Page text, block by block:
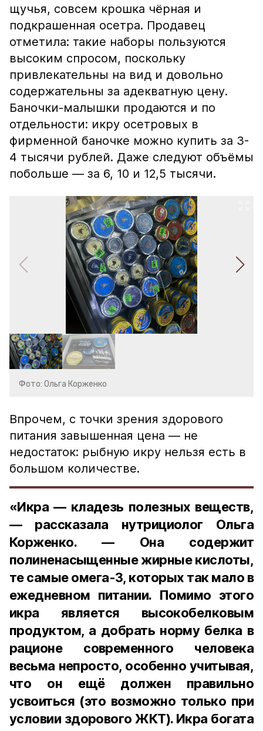
щучья, совсем крошка чёрная и
подкрашенная осетра. Продавец
отметила: такие наборы пользуются
высоким спросом, поскольку
привлекательны на вид и довольно
содержательны за адекватную цену.
Баночки-малышки продаются и по
отдельности: икру осетровых в
фирменной баночке можно купить за 3-
4 тысячи рублей. Даже следуют объёмы
побольше — за 6, 10 и 12,5 тысячи.
Фото: Ольга Корженко
Впрочем, с точки зрения здорового
питания завышенная цена — не
недостаток: рыбную икру нельзя есть в
большом количестве.
«Икра — кладезь полезных веществ,
— рассказала нутрициолог Ольга
Корженко. — Она содержит
полиненасыщенные жирные кислоты,
те самые омега-3, которых так мало в
ежедневном питании. Помимо этого
икра является высокобелковым
продуктом, а добрать норму белка в
рационе современного человека
весьма непросто, особенно учитывая,
что он ещё должен правильно
усвоиться (это возможно только при
условии здорового ЖКТ). Икра богата